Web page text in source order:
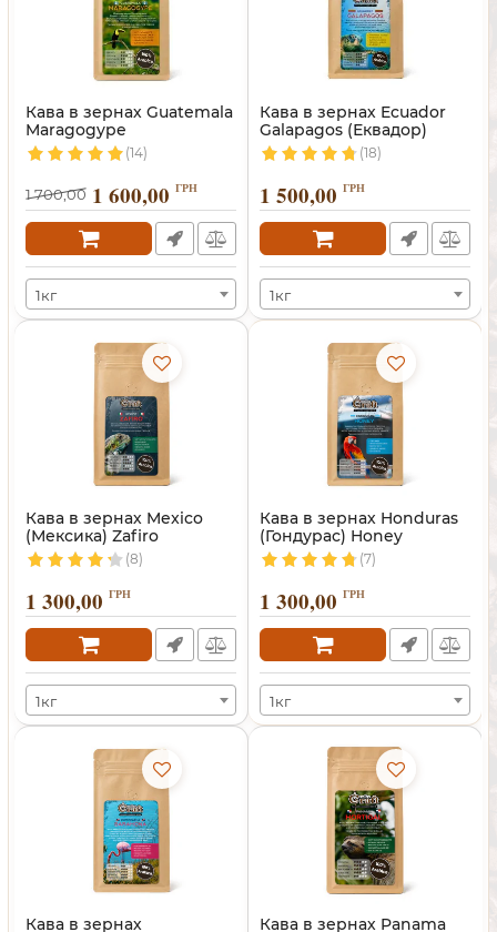
Кава в зернах Guatemala
Maragogype
(Марагоджип)
(14)
1 700,00 1 600,00 ГРН
1кг
Кава в зернах Ecuador
Galapagos (Еквадор)
(18)
1 500,00 ГРН
1кг
Кава в зернах Mexico
(Мексика) Zafiro
(8)
1 300,00 ГРН
1кг
Кава в зернах Honduras
(Гондурас) Honey
(7)
1 300,00 ГРН
1кг
Кава в зернах Кава в зернах Panama